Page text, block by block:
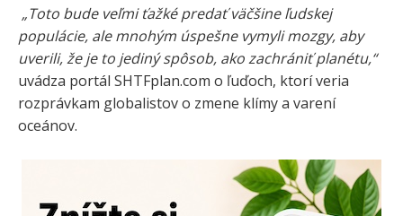
„Toto bude veľmi ťažké predať väčšine ľudskej
populácie, ale mnohým úspešne vymyli mozgy, aby
uverili, že je to jediný spôsob, ako zachrániť planétu,“
uvádza portál SHTFplan.com o ľuďoch, ktorí veria
rozprávkam globalistov o zmene klímy a varení
oceánov.